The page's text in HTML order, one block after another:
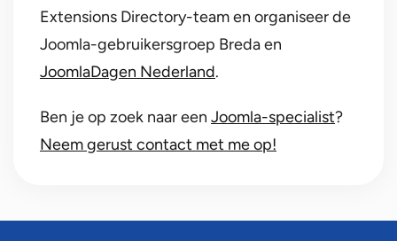
Extensions Directory-team en organiseer de
Joomla-gebruikersgroep Breda en
JoomlaDagen Nederland.
Ben je op zoek naar een Joomla-specialist?
Neem gerust contact met me op!